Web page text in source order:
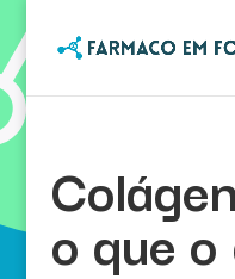
o que